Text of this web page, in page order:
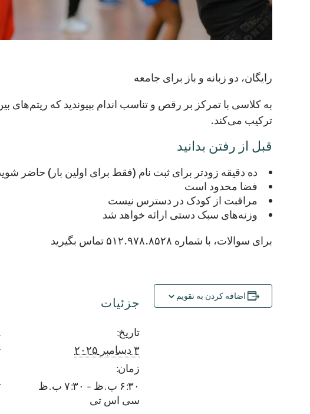
رایگان، دو زبانه و باز برای جامعه
به کلاسی با تمرکز بر رقص و تناسب اندام بپیوندید که
ترکیب می‌کند.
قبل از رفتن بدانید
ده دقیقه زودتر برای ثبت نام (فقط برای اولین بار) حاضر
فضا محدود است
مراقبت از کودک در دسترس نیست
وزنه‌های سبک دستی ارائه خواهد شد
برای سوالات، با شماره ۵۱۲.۹۷۸.۸۵۲۸ تماس بگیرید
اضافه کردن به تقویم جزئیات
تاریخ:
۳ دسامبر ۲۰۲۵
زمان:
۶:۳۰ ب.ظ - ۷:۳۰ ب.ظ
سی اس تی